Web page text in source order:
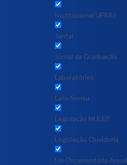
Institucional UFRRJ
Jantar
Jornal da Graduação
Laboratórios
Lato Sensu
Legislação NULEP
Legislação Ouvidoria
Lei Orçamentária Anual